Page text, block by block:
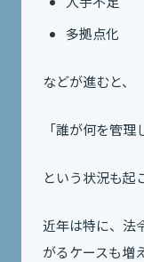
多拠点化
などが進むと、
「誰が何を管理
という状況も起
近年は特に、法
がるケースも増